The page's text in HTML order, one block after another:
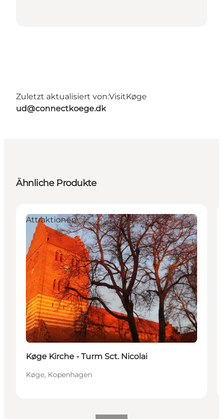
Zuletzt aktualisiert von:VisitKøge
ud@connectkoege.dk
Ähnliche Produkte
Attraktionen
Køge Kirche - Turm Sct. Nicolai
Køge, Kopenhagen